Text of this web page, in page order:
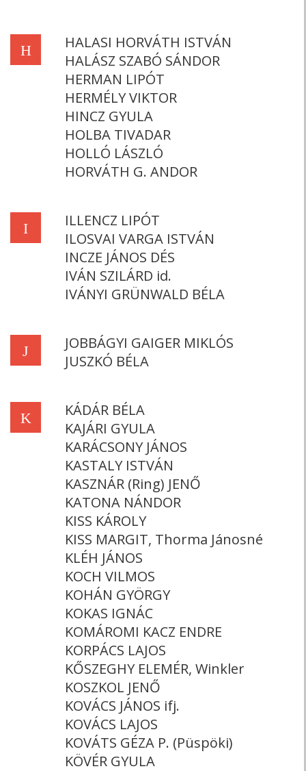
H
HALASI HORVÁTH ISTVÁN
HALÁSZ SZABÓ SÁNDOR
HERMAN LIPÓT
HERMÉLY VIKTOR
HINCZ GYULA
HOLBA TIVADAR
HOLLÓ LÁSZLÓ
HORVÁTH G. ANDOR
I
ILLENCZ LIPÓT
ILOSVAI VARGA ISTVÁN
INCZE JÁNOS DÉS
IVÁN SZILÁRD id.
IVÁNYI GRÜNWALD BÉLA
J
JOBBÁGYI GAIGER MIKLÓS
JUSZKÓ BÉLA
K
KÁDÁR BÉLA
KAJÁRI GYULA
KARÁCSONY JÁNOS
KASTALY ISTVÁN
KASZNÁR (Ring) JENŐ
KATONA NÁNDOR
KISS KÁROLY
KISS MARGIT, Thorma Jánosné
KLÉH JÁNOS
KOCH VILMOS
KOHÁN GYÖRGY
KOKAS IGNÁC
KOMÁROMI KACZ ENDRE
KORPÁCS LAJOS
KŐSZEGHY ELEMÉR, Winkler
KOSZKOL JENŐ
KOVÁCS JÁNOS ifj.
KOVÁCS LAJOS
KOVÁTS GÉZA P. (Püspöki)
KÖVÉR GYULA